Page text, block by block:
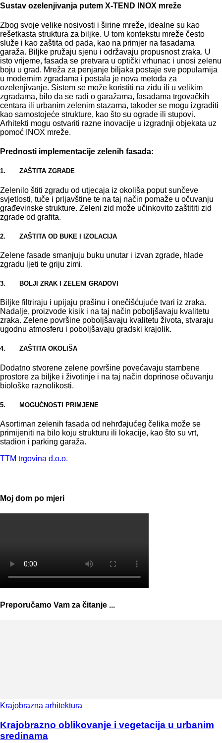
Sustav ozelenjivanja putem X-TEND INOX mreže
Zbog svoje velike nosivosti i širine mreže, idealne su kao
rešetkasta struktura za biljke. U tom kontekstu mreže često
služe i kao zaštita od pada, kao na primjer na fasadama
garaža. Biljke pružaju sjenu i održavaju propusnost zraka. U
isto vrijeme, fasada se pretvara u optički vrhunac i unosi zelenu
boju u grad. Mreža za penjanje biljaka postaje sve popularnija
u modernim zgradama i postala je nova metoda za
ozelenjivanje. Sistem se može koristiti na zidu ili u velikim
zgradama, bilo da se radi o garažama, fasadama trgovačkih
centara ili urbanim zelenim stazama, također se mogu izgraditi
kao samostojeće strukture, kao što su ograde ili stupovi.
Arhitekti mogu ostvariti razne inovacije u izgradnji objekata uz
pomoć INOX mreže.
Prednosti implementacije zelenih fasada:
1. ZAŠTITA ZGRADE
Zelenilo štiti zgradu od utjecaja iz okoliša poput sunčeve
svjetlosti, tuče i prljavštine te na taj način pomaže u očuvanju
građevinske strukture. Zeleni zid može učinkovito zaštititi zid
zgrade od grafita.
2. ZAŠTITA OD BUKE I IZOLACIJA
Zelene fasade smanjuju buku unutar i izvan zgrade, hlade
zgradu ljeti te griju zimi.
3. BOLJI ZRAK I ZELENI GRADOVI
Biljke filtriraju i upijaju prašinu i onečišćujuće tvari iz zraka.
Nadalje, proizvode kisik i na taj način poboljšavaju kvalitetu
zraka. Zelene površine poboljšavaju kvalitetu života, stvaraju
ugodnu atmosferu i poboljšavaju gradski krajolik.
4. ZAŠTITA OKOLIŠA
Dodatno stvorene zelene površine povećavaju stambene
prostore za biljke i životinje i na taj način doprinose očuvanju
biološke raznolikosti.
5. MOGUĆNOSTI PRIMJENE
Asortiman zelenih fasada od nehrđajućeg čelika može se
primijeniti na bilo koju strukturu ili lokacije, kao što su vrt,
stadion i parking garaža.
TTM trgovina d.o.o.
Moj dom po mjeri
Preporučamo Vam za čitanje ...
Krajobrazna arhitektura
Krajobrazno oblikovanje i vegetacija u urbanim
sredinama